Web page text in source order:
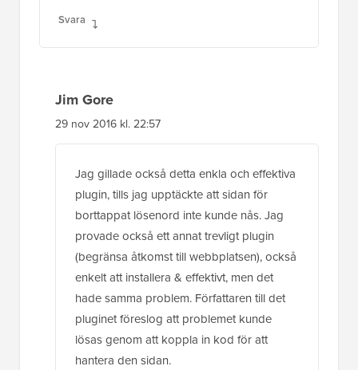
Svara
Jim Gore
29 nov 2016 kl. 22:57
Jag gillade också detta enkla och effektiva
plugin, tills jag upptäckte att sidan för
borttappat lösenord inte kunde nås. Jag
provade också ett annat trevligt plugin
(begränsa åtkomst till webbplatsen), också
enkelt att installera & effektivt, men det
hade samma problem. Författaren till det
pluginet föreslog att problemet kunde
lösas genom att koppla in kod för att
hantera den sidan.